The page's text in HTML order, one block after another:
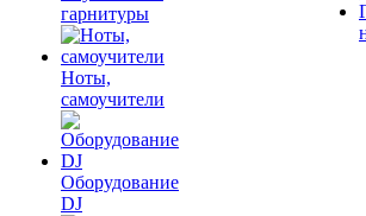
гарнитуры
Ноты,
самоучители
Оборудование
DJ